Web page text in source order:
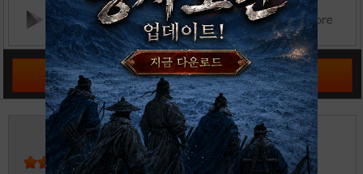
공략 커뮤니티 바로가기
3
5